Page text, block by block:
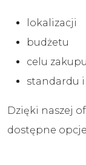
lokalizacji
budżetu
celu
standardu
Dzięki naszej
dostępne